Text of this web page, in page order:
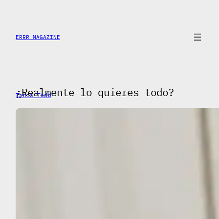
contenido
ERRR MAGAZINE
¿Realmente lo quieres todo?
Tania Todd